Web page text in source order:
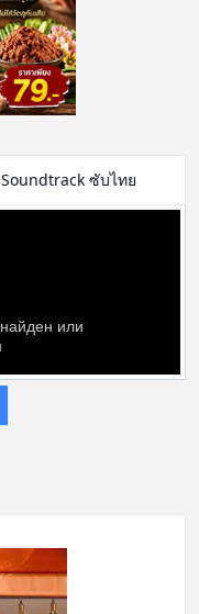
Soundtrack ซับไทย